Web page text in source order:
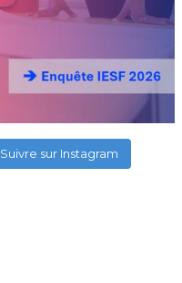
Suivre sur Instagram